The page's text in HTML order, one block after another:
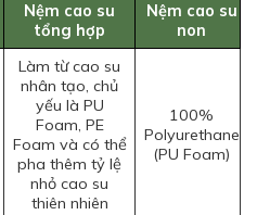
Nệm cao su
tổng hợp
Nệm cao su
non
Làm từ cao su
nhân tạo, chủ
yếu là PU
Foam, PE
Foam và có thể
pha thêm tỷ lệ
nhỏ cao su
thiên nhiên
100%
Polyurethane
(PU Foam)